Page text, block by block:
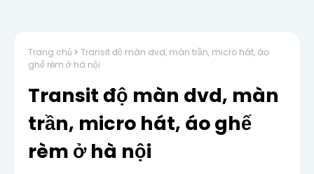
Trang chủ
Transit độ màn dvd, màn trần, micro hát, áo
ghế rèm ở hà nội
Transit độ màn dvd, màn
trần, micro hát, áo ghế
rèm ở hà nội